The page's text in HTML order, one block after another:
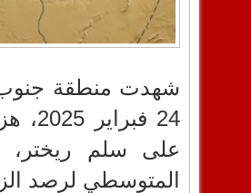
شهدت منطقة جنوب
على سلم ريختر،
المتوسطي لرصد